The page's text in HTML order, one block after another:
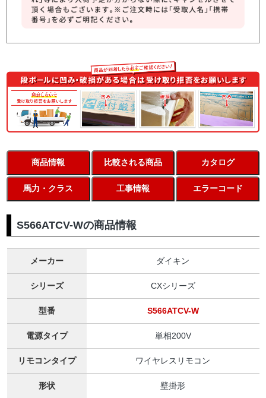
商品情報 比較される商品 カタログ
馬力・クラス 工事情報 エラーコード
S566ATCV-Wの商品情報
メーカー ダイキン
シリーズ CXシリーズ
型番 S566ATCV-W
電源タイプ 単相200V
リモコンタイプ ワイヤレスリモコン
形状 壁掛形